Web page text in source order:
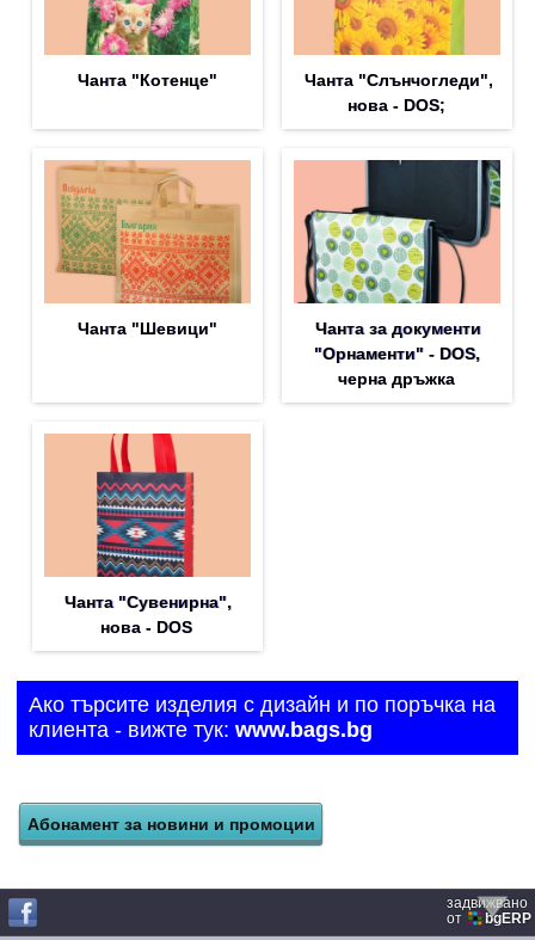
Чанта "Котенце"
Чанта "Слънчогледи",
нова - DOS;
Чанта "Шевици"
Чанта за документи
"Орнаменти" - DOS,
черна дръжка
Чанта "Сувенирна",
нова - DOS
Ако търсите изделия с дизайн и по поръчка на
клиента - вижте тук: www.bags.bg
задвижвано
от
bgERP